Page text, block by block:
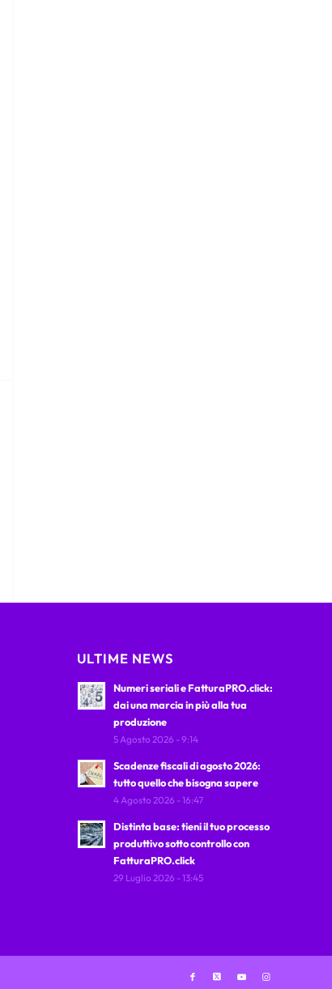
ULTIME NEWS
Numeri seriali e FatturaPRO.click:
dai una marcia in più alla tua
produzione
5 Agosto 2026 - 9:14
Scadenze fiscali di agosto 2026:
tutto quello che bisogna sapere
4 Agosto 2026 - 16:47
Distinta base: tieni il tuo processo
produttivo sotto controllo con
FatturaPRO.click
29 Luglio 2026 - 13:45